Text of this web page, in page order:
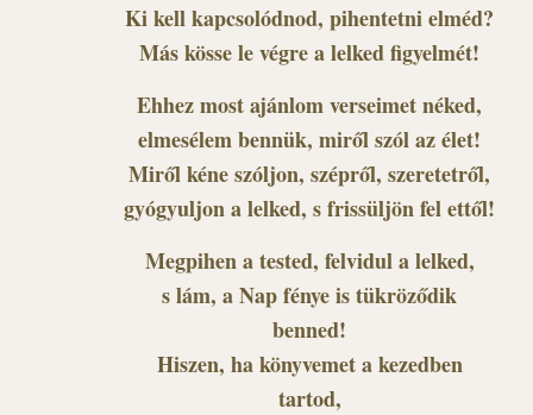
Ki kell kapcsolódnod, pihentetni elméd?
Más kösse le végre a lelked figyelmét!
Ehhez most ajánlom verseimet néked,
elmesélem bennük, miről szól az élet!
Miről kéne szóljon, szépről, szeretetről,
gyógyuljon a lelked, s frissüljön fel ettől!
Megpihen a tested, felvidul a lelked,
s lám, a Nap fénye is tükröződik
benned!
Hiszen, ha könyvemet a kezedben
tartod,